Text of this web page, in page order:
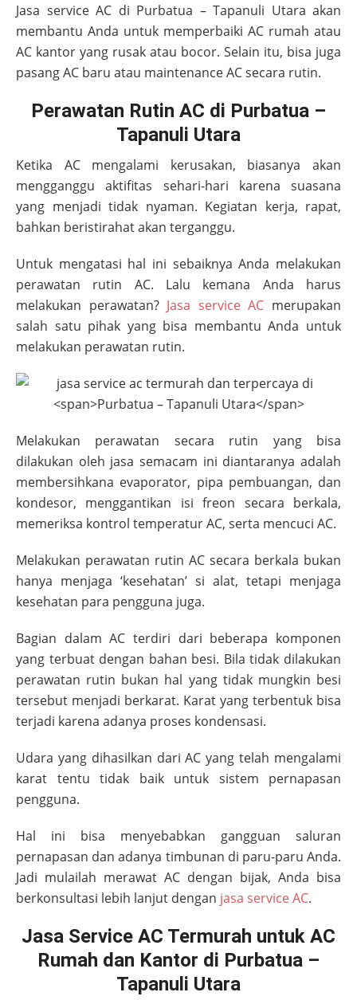
Jasa service AC di Purbatua – Tapanuli Utara akan
membantu Anda untuk memperbaiki AC rumah atau
AC kantor yang rusak atau bocor. Selain itu, bisa juga
pasang AC baru atau maintenance AC secara rutin.
Perawatan Rutin AC di Purbatua –
Tapanuli Utara
Ketika AC mengalami kerusakan, biasanya akan
mengganggu aktifitas sehari-hari karena suasana
yang menjadi tidak nyaman. Kegiatan kerja, rapat,
bahkan beristirahat akan terganggu.
Untuk mengatasi hal ini sebaiknya Anda melakukan
perawatan rutin AC. Lalu kemana Anda harus
melakukan perawatan? Jasa service AC merupakan
salah satu pihak yang bisa membantu Anda untuk
melakukan perawatan rutin.
Melakukan perawatan secara rutin yang bisa
dilakukan oleh jasa semacam ini diantaranya adalah
membersihkana evaporator, pipa pembuangan, dan
kondesor, menggantikan isi freon secara berkala,
memeriksa kontrol temperatur AC, serta mencuci AC.
Melakukan perawatan rutin AC secara berkala bukan
hanya menjaga ‘kesehatan’ si alat, tetapi menjaga
kesehatan para pengguna juga.
Bagian dalam AC terdiri dari beberapa komponen
yang terbuat dengan bahan besi. Bila tidak dilakukan
perawatan rutin bukan hal yang tidak mungkin besi
tersebut menjadi berkarat. Karat yang terbentuk bisa
terjadi karena adanya proses kondensasi.
Udara yang dihasilkan dari AC yang telah mengalami
karat tentu tidak baik untuk sistem pernapasan
pengguna.
Hal ini bisa menyebabkan gangguan saluran
pernapasan dan adanya timbunan di paru-paru Anda.
Jadi mulailah merawat AC dengan bijak, Anda bisa
berkonsultasi lebih lanjut dengan jasa service AC.
Jasa Service AC Termurah untuk AC
Rumah dan Kantor di Purbatua –
Tapanuli Utara